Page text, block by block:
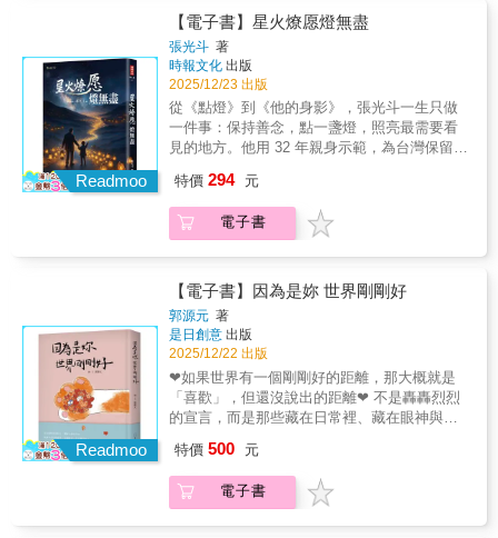
的距離，其實要近得多。」呼應比約恩這種智
慧從實際日常中淬煉而來的體悟，以及實踐在
智慧中成長，這本手抄書以「大地生生不息」
為概念，寓意著智慧根植於生活，並在生命的
流轉與變化中不斷延展。全書依循五行相生的
循環──木⮕火⮕土⮕金⮕水⮕（再轉）木，將
比約恩的智慧結晶設計成12個手抄階段，配色
上也對應了五行的顏色。每一階段象徵生命中
的一種修習與成長：木：觀照的起點……PART
2：隨順事情本來的樣子火：點燃覺知………
PART 3：我的念頭不等於我火：全心在當
下……PART 4：當下才是生命真正存在的唯一
土：學會信任………PART 6：走進為我敞開的
每扇大門金：回歸澄明………PART 7：別忘記
為奇蹟留下空間金：定靜安慮………PART 8：
在風暴中，安住身心水：靜中見性………PART
9：成為我在世界上最想見到的樣子水：圓融的
智慧……PART 10：我有盡力而為木：再出
發…………PART 11：我可以選擇要打包的行
的每一瞬間▍每一次落筆都能聆聽內心的指南
針在12個手抄階段中，各有9則金句，合計108
則。你可以依序抄寫，也能翻閱書頁，挑選當
句，在日常中實踐在智慧中成長到泰國出家
時，比約恩被授予法號「納提科」，意思是
「在智慧中成長的人」。在《我可能錯了》
中，他沒有擺出高高在上、超然物外的「開悟
者」姿態，反而毫無保留地呈現出自己羞愧、
脆弱與挫敗，甚至是滑稽可笑的瞬間。他也接
受黑暗是生而為人的一部分，但即使憂鬱症將
對身體的掌控、即將與摯愛的人道別，那些如
同細小救命索的智慧讓他依然能不被恐懼吞
噬，專注於當下、體驗眼前的喜悅。在書中，
比約恩說：「我真的不想讓任何人認為，必須
的距離，其實要近得多。」呼應比約恩這種智
慧從實際日常中淬煉而來的體悟，以及實踐在
智慧中成長，這本手抄書以「大地生生不息」
為概念，寓意著智慧根植於生活，並在生命的
流轉與變化中不斷延展。全書依循五行相生的
循環──木⮕火⮕土⮕金⮕水⮕（再轉）木，將
比約恩的智慧結晶設計成12個手抄階段，配色
上也對應了五行的顏色。每一階段象徵生命中
的一種修習與成長：木：觀照的起點……PART
2：隨順事情本來的樣子火：點燃覺知………
PART 3：我的念頭不等於我火：全心在當
下……PART 4：當下才是生命真正存在的唯一
樣貌，每個人卻都在心底，或多或少懷有一份
似曾相識的「甜蜜的罪惡感」（Guilty
Pleasure）與身材焦慮。
尚的鮮明色彩，也充滿了日常生活的溫暖筆
觸。如同其創作始於對現實生活的觀察，鍾以
涵從自身經驗出發，探索女性介於「罪惡」與
「愉悅」之間的矛盾感受，想吃又不敢吃，覺
得自己不夠完美--這些對於身材的焦慮與自責，
是來自我們內在真實的聲音？還是受到大眾消
費文化、理想身材、健康飲食等外在標籤的影
響？◎ 20位專業女性的生命故事----關於Guilty
Pleasure，她們怎麼說？作者回看自身成長經
歷，梳理消費文化的歷史脈絡，也專訪了20位
來自美國與台灣的女性，她們有的是餐廳主
廚、巧克力品牌創辦人、飲食作家、藥局經營
趣的是，即使有著不同文化背景與獨特的生活
樣貌，每個人卻都在心底，或多或少懷有一份
似曾相識的「甜蜜的罪惡感」（Guilty
Pleasure）與身材焦慮。
以獨有的「點燈視角」回望自身──為守護節目
賣房負債、面對家庭危機、疾病與壓力的煎
熬，以及與聖嚴法師結緣後跨越世界拍攝紀錄
片《他的身影》。在這些歷程中，他以修行、
勇氣與願力實踐「難行能行」，讓讀者深刻感
受 善意如何穿越逆境、點亮生命。本書並收錄
32 位跨世代推薦者--包括醫師、作家、公益工
作者、媒體人、地方領袖與青年創業者。他們
以真摯文字見證《點燈》的影響力，也見證這
果你正面臨人生低潮、尋求方向，或渴望理解
台灣最真實的人性故事，這本書能陪伴你走過
長夜、點亮前方的「心靈指南」。是一本讓你
重新相信善良、找回希望與勇氣的書。
Readmoo
【電子書】星火燎愿燈無盡
張光斗 著
時報文化 出版
2025/12/23 出版
從《點燈》到《他的身影》，張光斗一生只做
一件事：保持善念，點一盞燈，照亮最需要看
見的地方。他用 32 年親身示範，為台灣保留珍
張光斗橫跨三十二年的生命紀錄，也是一本集
結 心靈成長、逆境療癒、生命故事、善良力量
的深度散文集。自 1994 年《點燈》開播以來，
以獨有的「點燈視角」回望自身──為守護節目
賣房負債、面對家庭危機、疾病與壓力的煎
熬，以及與聖嚴法師結緣後跨越世界拍攝紀錄
片《他的身影》。在這些歷程中，他以修行、
勇氣與願力實踐「難行能行」，讓讀者深刻感
受 善意如何穿越逆境、點亮生命。本書並收錄
32 位跨世代推薦者--包括醫師、作家、公益工
作者、媒體人、地方領袖與青年創業者。他們
以真摯文字見證《點燈》的影響力，也見證這
果你正面臨人生低潮、尋求方向，或渴望理解
台灣最真實的人性故事，這本書能陪伴你走過
長夜、點亮前方的「心靈指南」。是一本讓你
特價 294 元
電子書
Readmoo
【電子書】因為是妳 世界剛剛好
郭源元 著
是日創意 出版
2025/12/22 出版
❤如果世界有一個剛剛好的距離，那大概就是
「喜歡」，但還沒說出的距離❤ 不是轟轟烈烈
的宣言，而是那些藏在日常裡、藏在眼神與沉
沒有勇氣說出口的那句話。 全書以低彩度的柔
和色彩，與像孩子般純粹的鉛筆與蠟筆筆觸，
描繪關於相遇、悸動、思念與陪伴的瞬間
特價 500 元
電子書